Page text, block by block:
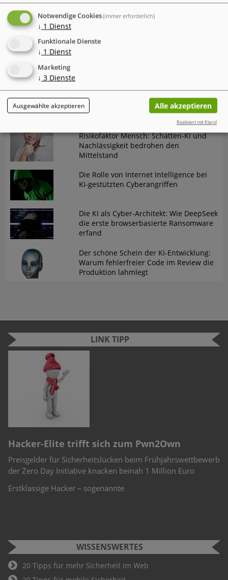
Der neue Cyber Risk Report 2026 von
widersprüchliche Entwicklung
Omnissa-Analyse "State of Digital
Workspace 2026
Risikofaktor Mensch: Schatten-KI und
Nachlässigkeit bedrohen den
Mittelstand
Die Rolle von Internet Intelligence bei
KI-gestützten Cyberangriffen
Die KI als Cyber-Architekt: Wie DeepSeek
die erste browserbasierte Ransomware
erfand
Der schöne Schein der KI-Entwicklung:
Warum fehlerfreier Code im Review die
Produktion lahmlegt
LINK TIPP
Hacker-Elite trifft sich zum Pwn2Own
Preisgelder für Sicherheitslücken beim Frühjahrswettbewerb
der Zero Day Initiative knacken beinah 1 Million Euro
Erstklassige Hacker – sogenannte
WISSENSWERTES
20 Tipps für mehr Sicherheit im Web
Notwendige Cookies(immer erforderlich)
↓ 1 Dienst
Funktionale Dienste
↓ 1 Dienst
Marketing
↓ 3 Dienste
Ausgewählte akzeptieren Alle akzeptieren
Realisiert mit Klaro!